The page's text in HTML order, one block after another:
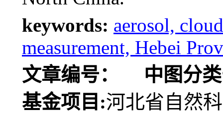
keywords: aerosol,
measurement, Hebei
文章编号：
中图分
基金项目:河北省自然